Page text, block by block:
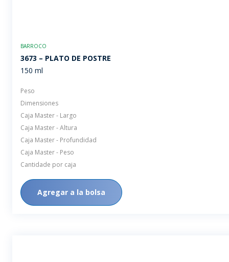
BARROCO
3673 – PLATO DE POSTRE
150 ml
Peso
Dimensiones
Caja Master - Largo
Caja Master - Altura
Caja Master - Profundidad
Caja Master - Peso
Cantidade por caja
Agregar a la bolsa